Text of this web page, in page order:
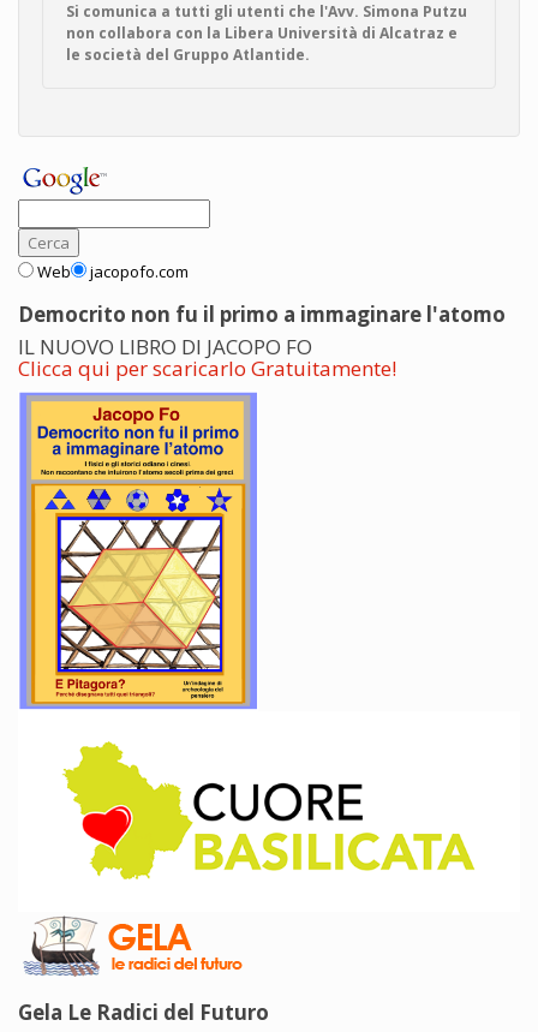
Si comunica a tutti gli utenti che l'Avv. Simona Putzu
non collabora con la Libera Università di Alcatraz e
le società del Gruppo Atlantide.
Web jacopofo.com
Democrito non fu il primo a immaginare l'atomo
IL NUOVO LIBRO DI JACOPO FO
Clicca qui per scaricarlo Gratuitamente!
Gela Le Radici del Futuro